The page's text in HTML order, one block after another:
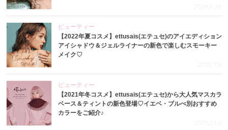
2026.6.26
ビューティー
【2022年夏コスメ】ettusais(エテュセ)のアイエディション
アイシャドウ＆ジェルライナーの新色で楽しむスモーキー
メイク♡
2022.7.8
ビューティー
【2021年冬コスメ】ettusais(エテュセ)から大人気マスカラ
ベース＆ティントの新色登場♡イエベ・ブルべ別おすすめ
カラーをご紹介♪
2021.11.6